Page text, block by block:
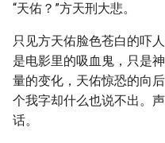
“天佑？”方天刑大悲。
只见方天佑脸色苍白的吓
是电影里的吸血鬼，只是
量的变化，天佑惊恐的向
个我字却什么也说不出。
话。